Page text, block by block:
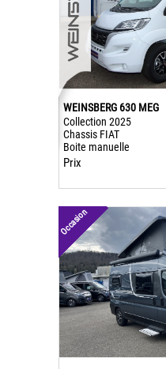
WEINSBERG 630 MEG
Collection 2025
Chassis FIAT
Boite manuelle
Prix
Occasion